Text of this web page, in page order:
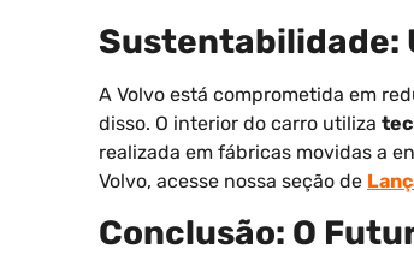
Sustentabilidade:
A Volvo está comprometida em
disso. O interior do carro utiliza
realizada em fábricas movidas a
Volvo, acesse nossa seção de
Conclusão: O